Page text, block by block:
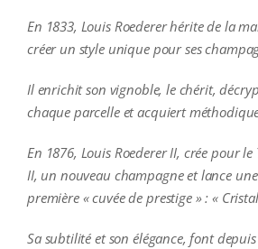
En 1833, Louis Roederer hérite de la
créer un style unique pour ses
Il enrichit son vignoble, le chérit,
chaque parcelle et acquiert
En 1876, Louis Roederer II, crée pour le
II, un nouveau champagne et lance
première « cuvée de prestige » : «
Sa subtilité et son élégance, font